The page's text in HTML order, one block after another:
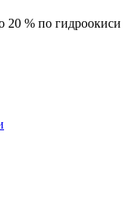
20 % по гидроокиси